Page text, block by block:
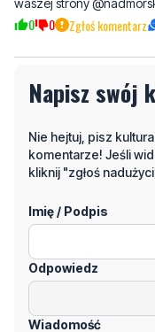
Napisz swój
komentarze! Jeśli
kliknij "zgłoś
Imię / Podpis
Odpowiedz
Wiadomość